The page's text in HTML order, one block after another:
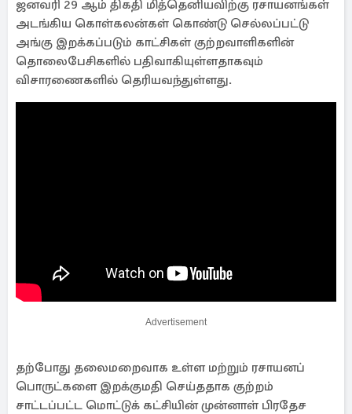
ஜனவரி 29 ஆம் திகதி மித்தெனியவிற்கு ரசாயனங்கள்
அடங்கிய கொள்கலன்கள் கொண்டு செல்லப்பட்டு
அங்கு இறக்கப்படும் காட்சிகள் குற்றவாளிகளின்
தொலைபேசிகளில் பதிவாகியுள்ளதாகவும்
விசாரணைகளில் தெரியவந்துள்ளது.
Advertisement
தற்போது தலைமறைவாக உள்ள மற்றும் ரசாயனப்
பொருட்களை இறக்குமதி செய்ததாக குற்றம்
சாட்டப்பட்ட மொட்டுக் கட்சியின் முன்னாள் பிரதேச